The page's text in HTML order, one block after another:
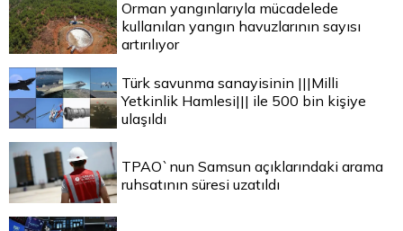
Orman yangınlarıyla mücadelede
kullanılan yangın havuzlarının sayısı
artırılıyor
Türk savunma sanayisinin |||Milli
Yetkinlik Hamlesi||| ile 500 bin kişiye
ulaşıldı
TPAO`nun Samsun açıklarındaki arama
ruhsatının süresi uzatıldı